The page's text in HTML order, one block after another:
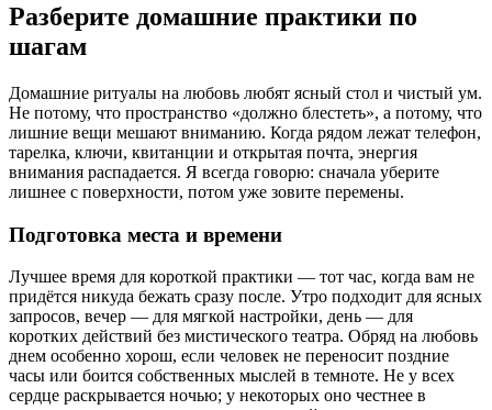
Разберите домашние практики по
шагам
Домашние ритуалы на любовь любят ясный стол и чистый ум.
Не потому, что пространство «должно блестеть», а потому, что
лишние вещи мешают вниманию. Когда рядом лежат телефон,
тарелка, ключи, квитанции и открытая почта, энергия
внимания распадается. Я всегда говорю: сначала уберите
лишнее с поверхности, потом уже зовите перемены.
Подготовка места и времени
Лучшее время для короткой практики — тот час, когда вам не
придётся никуда бежать сразу после. Утро подходит для ясных
запросов, вечер — для мягкой настройки, день — для
коротких действий без мистического театра. Обряд на любовь
днем особенно хорош, если человек не переносит поздние
часы или боится собственных мыслей в темноте. Не у всех
сердце раскрывается ночью; у некоторых оно честнее в